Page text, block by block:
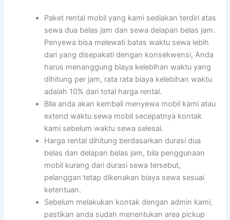
Paket rental mobil yang kami sediakan terdiri atas
sewa dua belas jam dan sewa delapan belas jam.
Penyewa bisa melewati batas waktu sewa lebih
dari yang disepakati dengan konsekwensi, Anda
harus menanggung biaya kelebihan waktu yang
dihitung per jam, rata rata biaya kelebihan waktu
adalah 10% dari total harga rental.
Bila anda akan kembali menyewa mobil kami atau
extend waktu sewa mobil secepatnya kontak
kami sebelum waktu sewa selesai.
Harga rental dihitung berdasarkan durasi dua
belas dan delapan belas jam, bila penggunaan
mobil kurang dari durasi sewa tersebut,
pelanggan tetap dikenakan biaya sewa sesuai
ketentuan.
Sebelum melakukan kontak dengan admin kami,
pastikan anda sudah menentukan area pickup